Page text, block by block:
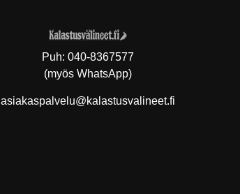
Puh: 040-8367577
(myös WhatsApp)
asiakaspalvelu@kalastusvalineet.fi